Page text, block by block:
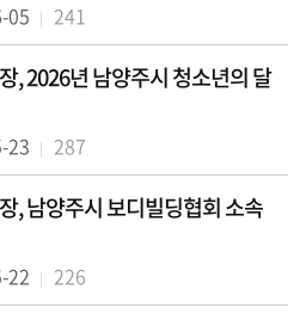
05 241
, 2026년 남양주시 청소년의 달
23 287
, 남양주시 보디빌딩협회 소속
22 226